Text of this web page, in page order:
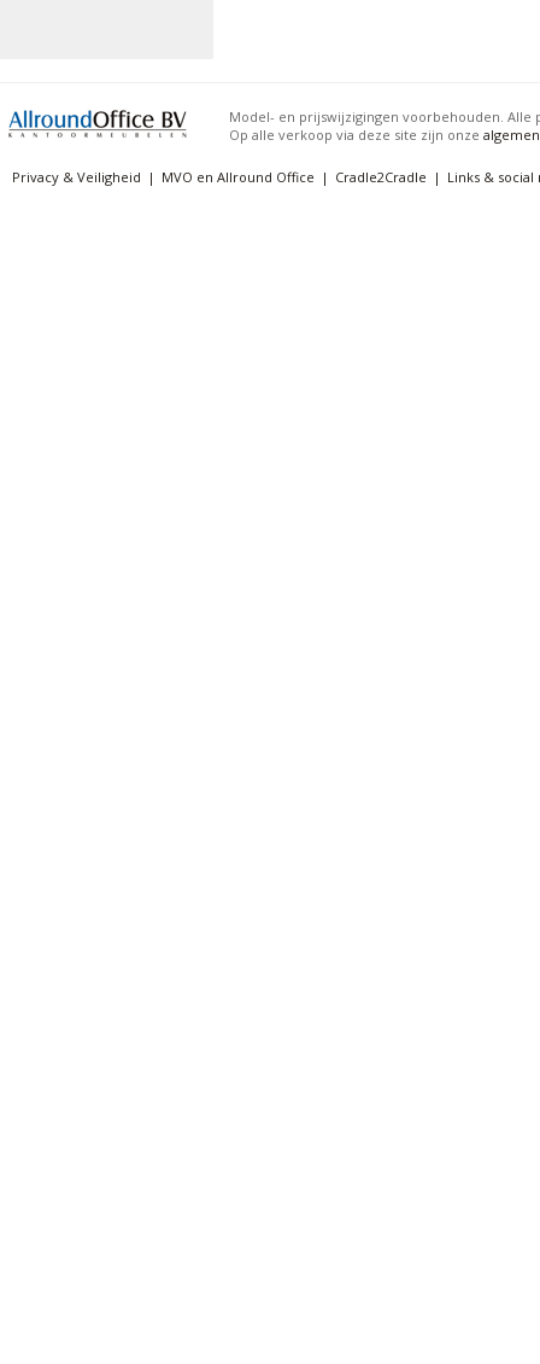
Model- en prijswijzigingen voorbehouden.
Op alle verkoop via deze site zijn onze
Privacy & Veiligheid MVO en Allround Office Cradle2Cradle Links & social